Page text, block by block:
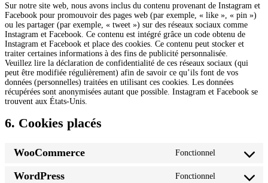
Sur notre site web, nous avons inclus du contenu provenant de Instagram et
Facebook pour promouvoir des pages web (par exemple, « like », « pin »)
ou les partager (par exemple, « tweet ») sur des réseaux sociaux comme
Instagram et Facebook. Ce contenu est intégré grâce un code obtenu de
Instagram et Facebook et place des cookies. Ce contenu peut stocker et
traiter certaines informations à des fins de publicité personnalisée.
Veuillez lire la déclaration de confidentialité de ces réseaux sociaux (qui
peut être modifiée régulièrement) afin de savoir ce qu’ils font de vos
données (personnelles) traitées en utilisant ces cookies. Les données
récupérées sont anonymisées autant que possible. Instagram et Facebook se
trouvent aux États-Unis.
6. Cookies placés
WooCommerce Fonctionnel
Consent
service
WordPress Fonctionnel Consent